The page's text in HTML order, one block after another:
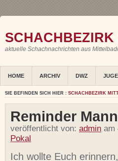
aktuelle Schachnachrichten aus
HOME ARCHIV DWZ
SIE BEFINDEN SICH HIER : SCHACHBEZIRK
Reminder
veröffentlicht von: admin am
Pokal
Ich wollte Euch